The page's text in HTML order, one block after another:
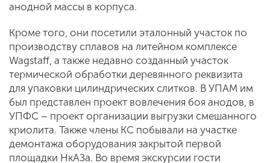
анодной массы в корпуса.
Кроме того, они посетили эталонный участок по
производству сплавов на литейном комплексе
Wagstaff, а также недавно созданный участок
термической обработки деревянного реквизита
для упаковки цилиндрических слитков. В УПАМ им
был представлен проект вовлечения боя анодов, в
УПФС – проект организации выгрузки смешанного
криолита. Также члены КС побывали на участке
демонтажа оборудования закрытой первой
площадки НкАЗа. Во время экскурсии гости